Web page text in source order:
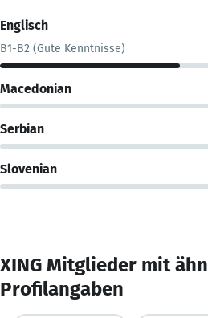
Englisch
B1-B2 (Gute Kenntnisse)
Macedonian
Serbian
Slovenian
XING Mitglieder mit
Profilangaben